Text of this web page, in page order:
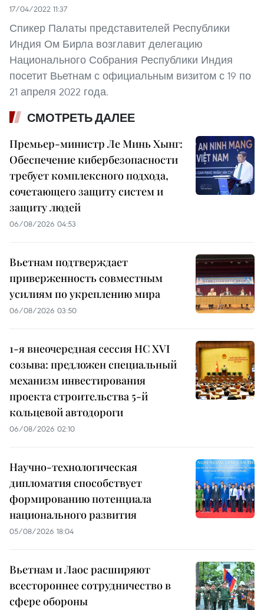
17/04/2022 11:37
Спикер Палаты представителей Республики
Индия Ом Бирла возглавит делегацию
Национального Собрания Республики Индия
посетит Вьетнам с официальным визитом с 19 по
21 апреля 2022 года.
СМОТРЕТЬ ДАЛЕЕ
Премьер-министр Ле Минь Хынг:
Обеспечение кибербезопасности
требует комплексного подхода,
сочетающего защиту систем и
защиту людей
06/08/2026 04:53
Вьетнам подтверждает
приверженность совместным
усилиям по укреплению мира
06/08/2026 03:50
1-я внеочередная сессия НС XVI
созыва: предложен специальный
механизм инвестирования
проекта строительства 5-й
кольцевой автодороги
06/08/2026 02:10
Научно-технологическая
дипломатия способствует
формированию потенциала
национального развития
05/08/2026 18:04
Вьетнам и Лаос расширяют
всестороннее сотрудничество в
сфере обороны